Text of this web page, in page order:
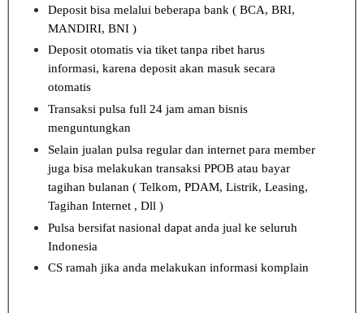
Deposit bisa melalui beberapa bank ( BCA, BRI,
MANDIRI, BNI )
Deposit otomatis via tiket tanpa ribet harus
informasi, karena deposit akan masuk secara
otomatis
Transaksi pulsa full 24 jam aman bisnis
menguntungkan
Selain jualan pulsa regular dan internet para member
juga bisa melakukan transaksi PPOB atau bayar
tagihan bulanan ( Telkom, PDAM, Listrik, Leasing,
Tagihan Internet , Dll )
Pulsa bersifat nasional dapat anda jual ke seluruh
Indonesia
CS ramah jika anda melakukan informasi komplain